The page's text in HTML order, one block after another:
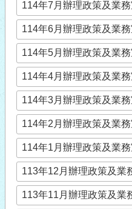
114年7月辦理政策及業
114年6月辦理政策及業
114年5月辦理政策及業
114年4月辦理政策及業
114年3月辦理政策及業
114年2月辦理政策及業
114年1月辦理政策及業
113年12月辦理政策及業
113年11月辦理政策及業